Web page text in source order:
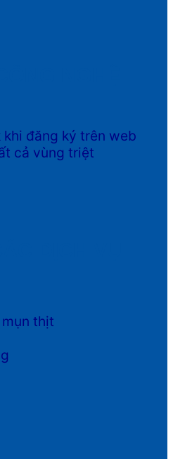
đăng ký trên web
cả vùng triệt
thịt